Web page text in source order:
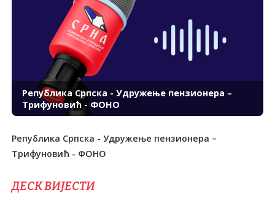
Република Српска - Удружење пензионера –
Трифуновић - ФОНО
Република Српска - Удружење пензионера –
Трифуновић - ФОНО
ДЕСК ВИЈЕСТИ